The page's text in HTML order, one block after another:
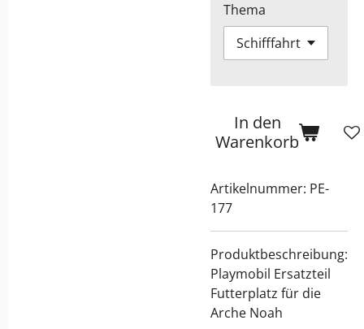
Thema
In den
Warenkorb
Artikelnummer: PE-
177
Produktbeschreibung:
Playmobil Ersatzteil
Futterplatz für die
Arche Noah